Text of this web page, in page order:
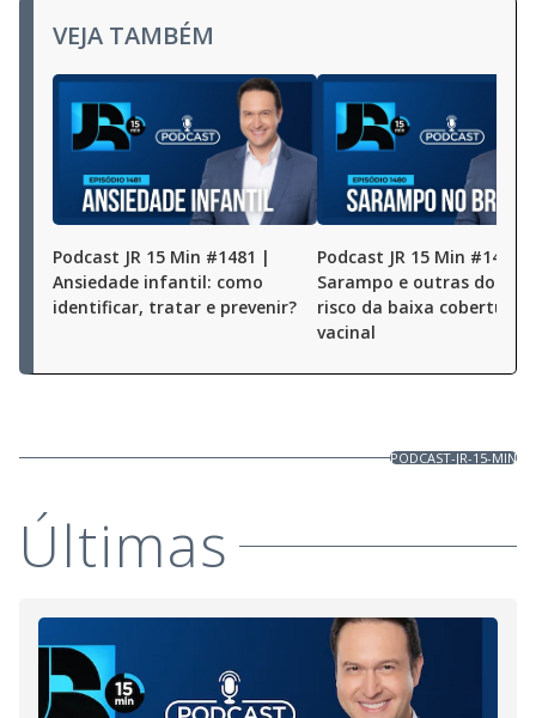
VEJA TAMBÉM
Podcast JR 15 Min #1481 |
Ansiedade infantil: como
identificar, tratar e prevenir?
Podcast JR 15 Min #1480 |
Sarampo e outras
risco da baixa cobertura
vacinal
PODCAST-JR-15-MIN
Últimas